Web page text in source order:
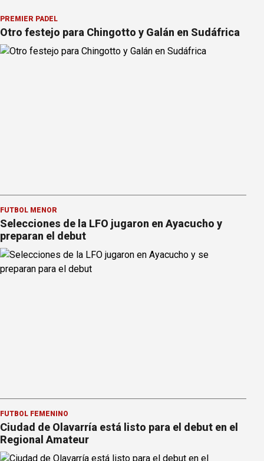
PREMIER PÁDEL
Otro festejo para Chingotto y Galán en Sudáfrica
FÚTBOL MENOR
Selecciones de la LFO jugaron en Ayacucho y
preparan el debut
FÚTBOL FEMENINO
Ciudad de Olavarría está listo para el debut en el
Regional Amateur